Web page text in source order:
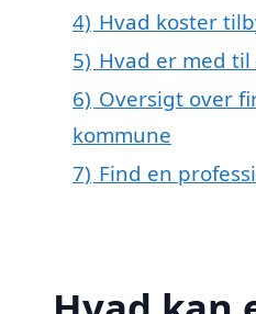
4) Hvad koster
5) Hvad er med
6) Oversigt over
kommune
7) Find en